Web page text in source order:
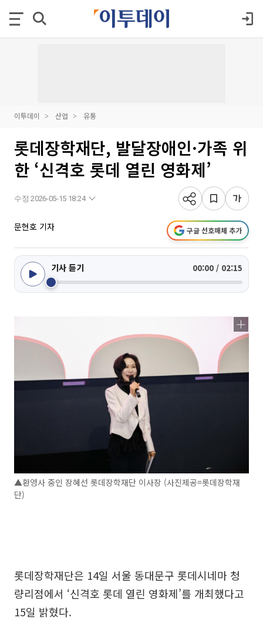
이투데이 산업 유통
롯데장학재단, 발달장애인·가족 위
한 ‘신격호 롯데 열린 영화제’
수정 2026-05-15 18:24
문현호 기자 구글 선호매체 추가
기사 듣기 00:00 / 02:15
▲환영사 중인 장혜선 롯데장학재단 이사장 (사진제공=롯데장학재
단)
롯데장학재단은 14일 서울 동대문구 롯데시네마 청
량리점에서 ‘신격호 롯데 열린 영화제’를 개최했다고
15일 밝혔다.